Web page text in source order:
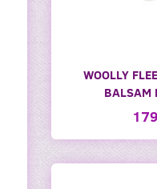
WOOLLY
BALSAM